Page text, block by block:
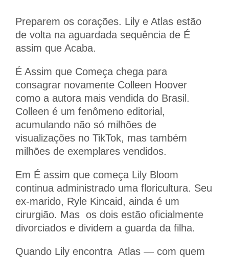
Preparem os corações. Lily e Atlas estão
de volta na aguardada sequência de É
assim que Acaba.
É Assim que Começa chega para
consagrar novamente Colleen Hoover
como a autora mais vendida do Brasil.
Colleen é um fenômeno editorial,
acumulando não só milhões de
visualizações no TikTok, mas também
milhões de exemplares vendidos.
Em É assim que começa Lily Bloom
continua administrado uma floricultura. Seu
ex-marido, Ryle Kincaid, ainda é um
cirurgião. Mas os dois estão oficialmente
divorciados e dividem a guarda da filha.
Quando Lily encontra Atlas — com quem